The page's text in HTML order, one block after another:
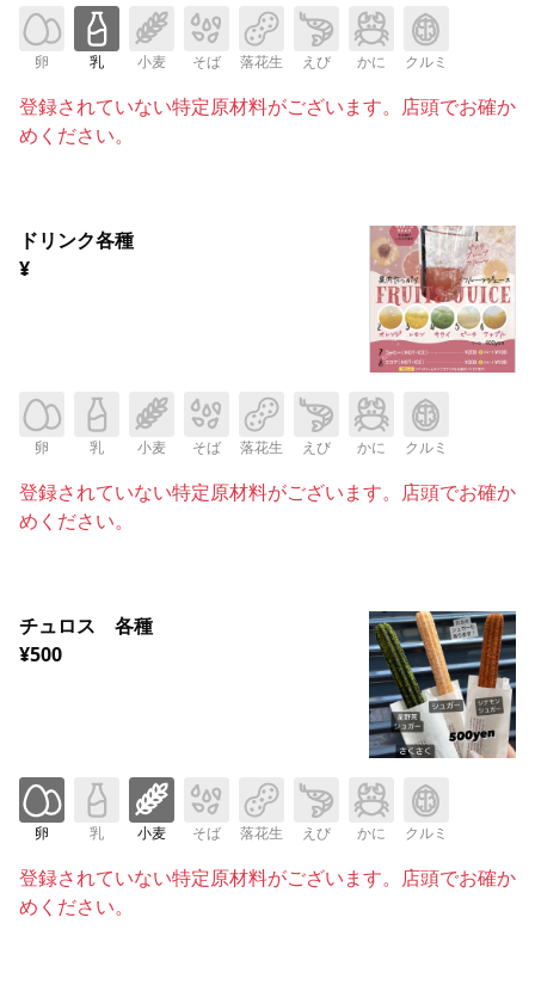
卵 乳 小麦 そば 落花生 えび かに クルミ
登録されていない特定原材料がございます。店頭でお確か
めください。
ドリンク各種
¥
卵 乳 小麦 そば 落花生 えび かに クルミ
登録されていない特定原材料がございます。店頭でお確か
めください。
チュロス 各種
¥500
卵 乳 小麦 そば 落花生 えび かに クルミ
登録されていない特定原材料がございます。店頭でお確か
めください。